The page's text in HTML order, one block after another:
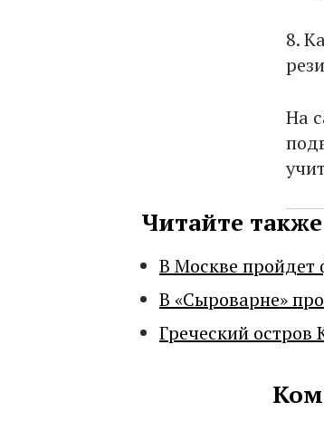
8.
На
Читайте также
В Москве пройдет
В «Сыроварне»
Греческий остров